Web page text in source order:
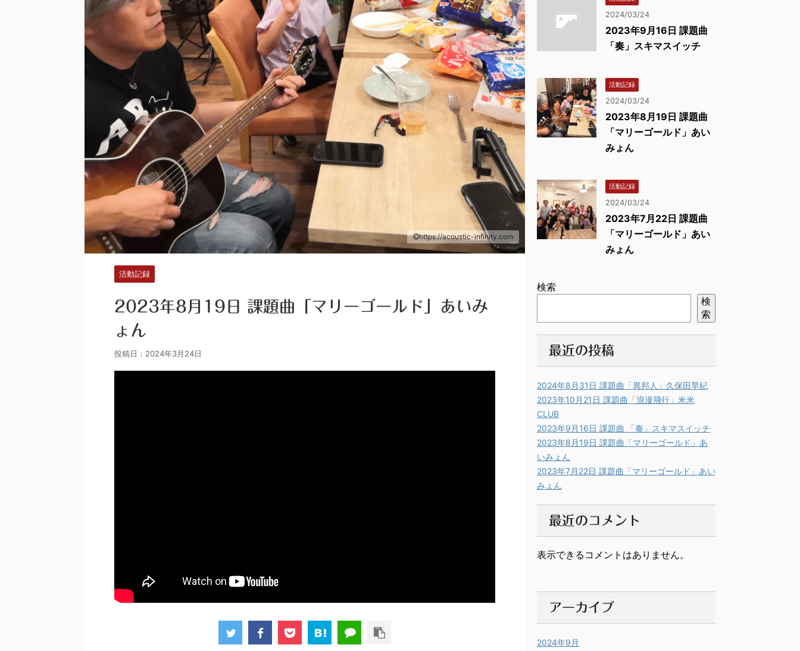
https://acoustic-infinity.com
活動記録
2023年8月19日 課題曲「マリーゴールド」あいみ
ょん
投稿日： 2024年3月24日
2024/03/24
2023年9月16日 課題曲
「奏」スキマスイッチ
活動記録
2024/03/24
2023年8月19日 課題曲
「マリーゴールド」あい
みょん
活動記録
2024/03/24
2023年7月22日 課題曲
「マリーゴールド」あい
みょん
検索
検
索
最近の投稿
2024年8月31日 課題曲「異邦人」久保田早紀
2023年10月21日 課題曲「浪漫飛行」米米
CLUB
2023年9月16日 課題曲 「奏」スキマスイッチ
2023年8月19日 課題曲「マリーゴールド」あ
いみょん
2023年7月22日 課題曲「マリーゴールド」あい
みょん
最近のコメント
表示できるコメントはありません。
アーカイブ
2024年9月